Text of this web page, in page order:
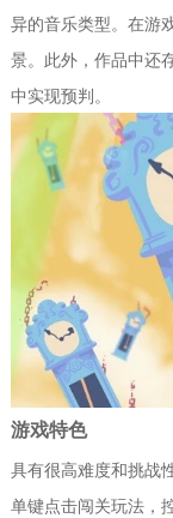
异的音乐类型。在游
景。此外，作品中还
中实现预判。
游戏特色
具有很高难度和挑战
单键点击闯关玩法，